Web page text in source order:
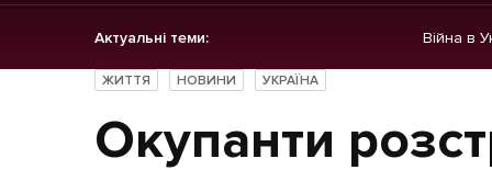
Актуальні теми: Війна в
ГОЛОВНЕ
Новини
ЖИТТЯ НОВИНИ УКРАЇНА
Окупанти